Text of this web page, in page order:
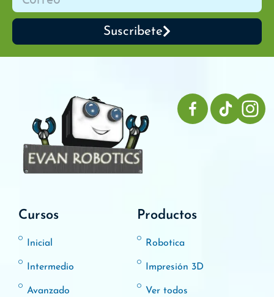
Suscribete
Cursos
Inicial
Intermedio
Avanzado
Productos
Robotica
Impresión 3D
Ver todos